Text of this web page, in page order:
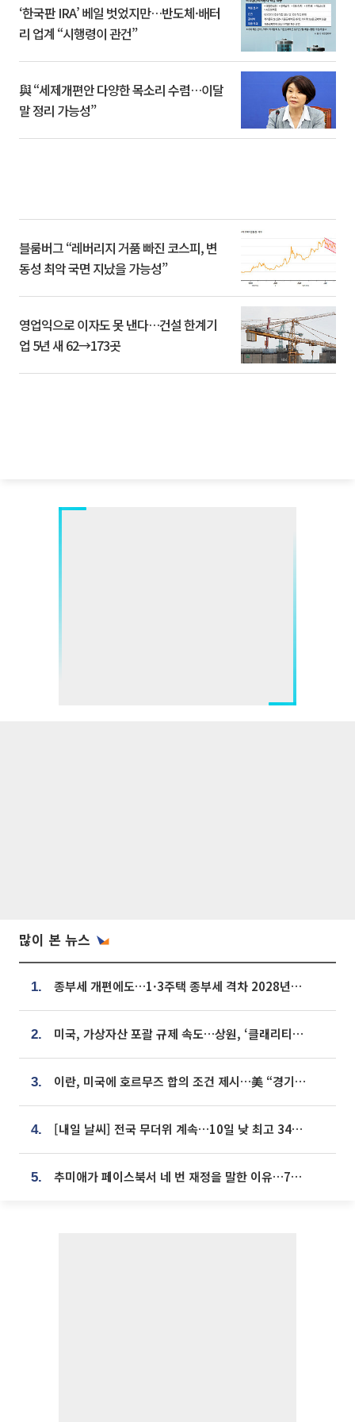
‘한국판 IRA’ 베일 벗었지만…반도체·배터
리 업계 “시행령이 관건”
與 “세제개편안 다양한 목소리 수렴…이달
말 정리 가능성”
블룸버그 “레버리지 거품 빠진 코스피, 변
동성 최악 국면 지났을 가능성”
영업익으로 이자도 못 낸다…건설 한계기
업 5년 새 62→173곳
많이 본 뉴스
1. 종부세 개편에도…1·3주택 종부세 격차 2028년부터 확대
2. 미국, 가상자산 포괄 규제 속도…상원, ‘클래리티법’ 9월 절차투표 추진
3. 이란, 미국에 호르무즈 합의 조건 제시…美 “경기 아직 안 끝나” [종합]
4. [내일 날씨] 전국 무더위 계속…10일 낮 최고 34도 육박
5. 추미애가 페이스북서 네 번 재정을 말한 이유…7700억 추경 열쇠는 도의회에